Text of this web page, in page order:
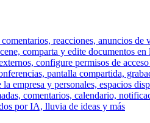
reacciones, anuncios de
comparta y edite documentos
configure permisos de
pantalla compartida,
empresa y personales, espacios
comentarios, calendario,
por IA, lluvia de ideas y más